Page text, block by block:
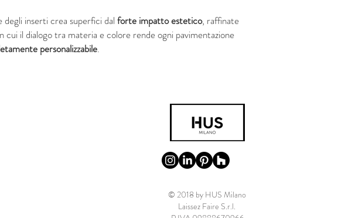
degli inserti crea superfici dal forte impatto estetico, raffinate
cui il dialogo tra materia e colore rende ogni pavimentazione
personalizzabile.
© 2018 by HUS Milano
Laissez Faire S.r.l.